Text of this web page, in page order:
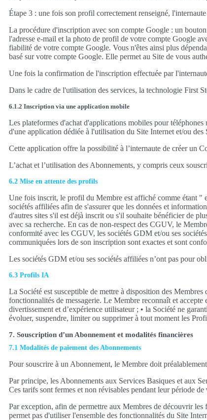
Étape 3 : une fois son profil correctement renseigné,
La procédure d'inscription avec son compte Google : un
l'adresse e-mail et la photo de profil de votre compte Google
fiabilité de votre compte Google. Vous n'êtes ainsi plus
basé sur votre compte Google. Elle permet au Site de vous
Une fois la confirmation de l'inscription effectuée par
Dans le cadre de l'utilisation des services, la technologie First
6.1.2 Inscription via une application mobile
Les plateformes d'achat d'applications mobiles pour
d'une application dédiée à l'utilisation du Site Internet et/ou
Cette application offre la possibilité à l’internaute de créer un
L’achat et l’utilisation des Abonnements, y compris ceux
6.2 Mise en attente des profils
Une fois inscrit, le profil du Membre est affiché comme étant "
sociétés affiliées afin de s'assurer que les données et
d'autres sites s'il est déjà inscrit ou s'il souhaite bénéficier de
avec sa recherche. En cas de non-respect des CGUV, le
conformité avec les CGUV, les sociétés GDM et/ou ses
communiquées lors de son inscription sont exactes et sont
Les sociétés GDM et/ou ses sociétés affiliées n’ont pas pour
6.3 Profils IA
La Société est susceptible de mettre à disposition des
fonctionnalités de messagerie. Le Membre reconnaît et
divertissement et d’expérience utilisateur ; • la Société ne
évoluer, suspendre, limiter ou supprimer à tout moment les
7. Souscription d’un Abonnement et modalités financières
7.1 Modalités de paiement des Abonnements
Pour souscrire à un Abonnement, le Membre doit
Par principe, les Abonnements aux Services Basiques et aux
Ces tarifs sont fermes et non révisables pendant leur période
Par exception, afin de permettre aux Membres de découvrir
permet pas d'utiliser l'ensemble des fonctionnalités du Site